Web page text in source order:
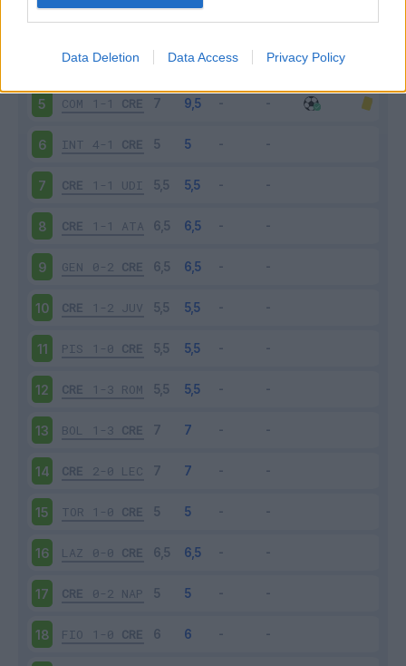
Data Deletion Data Access Privacy Policy
3 VER 0-0 CRE
CRE 0-0 PAR
5 COM 1-1 CRE
6 INT 4-1 CRE
7 CRE 1-1 UDI
8 CRE 1-1 ATA
9 GEN 0-2 CRE
10 CRE 1-2 JUV
11 PIS 1-0 CRE
12 CRE 1-3 ROM
13 BOL 1-3 CRE
14 CRE 2-0 LEC
15 TOR 1-0 CRE
16 LAZ 0-0 CRE
17 CRE 0-2 NAP
18 FIO 1-0 CRE